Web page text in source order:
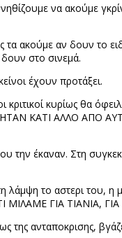
να ακούμε
τα ακούμε αν δουν το
στο σινεμά.
έχουν προτάξει.
κυρίως θα
ΚΑΤΙ ΑΛΛΟ ΑΠΟ
την έκαναν. Στη
λάμψη το αστερι του, η
ΜΙΛΑΜΕ ΓΙΑ ΤΙΑΝΙΑ,
της ανταποκρισης,